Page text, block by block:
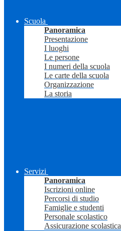
Scuola
Panoramica
Presentazione
I luoghi
Le persone
I numeri della scuola
Le carte della scuola
Organizzazione
La storia
Servizi
Panoramica
Iscrizioni online
Percorsi di studio
Famiglie e studenti
Personale scolastico
Assicurazione scolastica